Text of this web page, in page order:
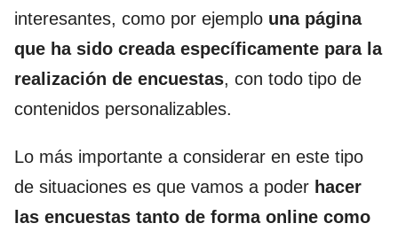
interesantes, como por ejemplo una página
que ha sido creada específicamente para la
realización de encuestas, con todo tipo de
contenidos personalizables.
Lo más importante a considerar en este tipo
de situaciones es que vamos a poder hacer
las encuestas tanto de forma online como